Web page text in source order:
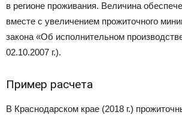
в регионе проживания. Величина
вместе с увеличением прожиточного
закона «Об исполнительном
02.10.2007 г.).
Пример расчета
В Краснодарском крае (2018 г.)